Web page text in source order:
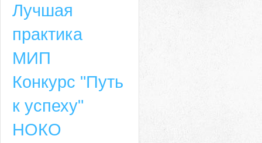
Лучшая
практика
МИП
Конкурс "Путь
к успеху"
НОКО